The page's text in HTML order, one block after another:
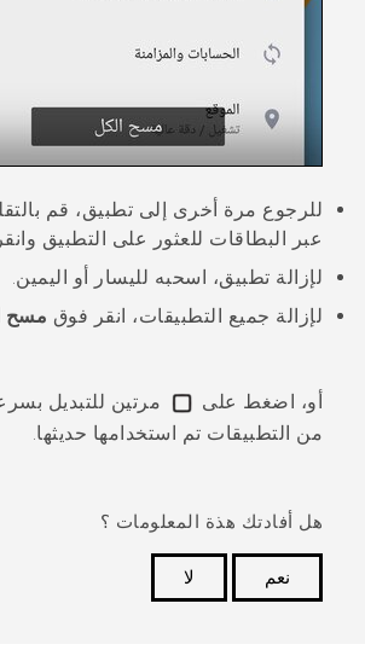
للرجوع مرة أخرى إلى تطبيق، قم
عبر البطاقات للعثور على التطبيق
لإزالة تطبيق، اسحبه لليسار أو اليمين.
لإزالة جميع التطبيقات، انقر فوق مسح
أو، اضغط على
مرتين للتبديل
من التطبيقات تم استخدامها حديثها.
هل أفادتك هذة المعلومات ؟
نعم
لا